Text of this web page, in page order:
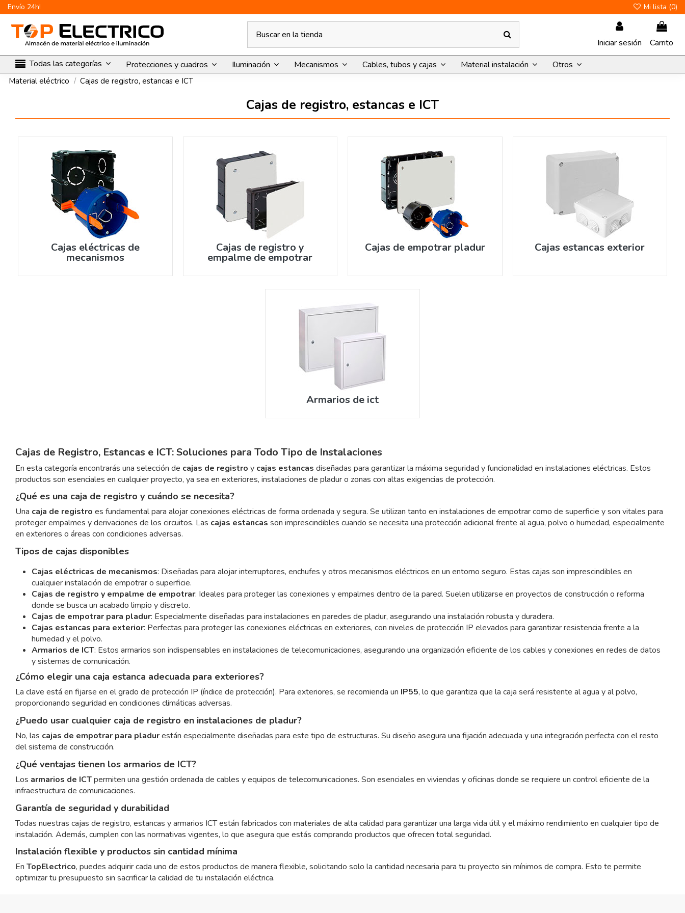
Envío 24h! Mi lista (0)
Iniciar sesión
Carrito
Todas las categorías
Protecciones y cuadros Iluminación Mecanismos Cables, tubos y cajas Material instalación Otros
Material eléctrico Cajas de registro, estancas e ICT
Cajas de registro, estancas e ICT
Cajas eléctricas de
mecanismos
Cajas de registro y
empalme de empotrar
Cajas de empotrar pladur Cajas estancas exterior
Armarios de ict
Cajas de Registro, Estancas e ICT: Soluciones para Todo Tipo de Instalaciones
En esta categoría encontrarás una selección de cajas de registro y cajas estancas diseñadas para garantizar la máxima seguridad y funcionalidad en instalaciones eléctricas. Estos
productos son esenciales en cualquier proyecto, ya sea en exteriores, instalaciones de pladur o zonas con altas exigencias de protección.
¿Qué es una caja de registro y cuándo se necesita?
Una caja de registro es fundamental para alojar conexiones eléctricas de forma ordenada y segura. Se utilizan tanto en instalaciones de empotrar como de superficie y son vitales para
proteger empalmes y derivaciones de los circuitos. Las cajas estancas son imprescindibles cuando se necesita una protección adicional frente al agua, polvo o humedad, especialmente
en exteriores o áreas con condiciones adversas.
Tipos de cajas disponibles
Cajas eléctricas de mecanismos: Diseñadas para alojar interruptores, enchufes y otros mecanismos eléctricos en un entorno seguro. Estas cajas son imprescindibles en
cualquier instalación de empotrar o superficie.
Cajas de registro y empalme de empotrar: Ideales para proteger las conexiones y empalmes dentro de la pared. Suelen utilizarse en proyectos de construcción o reforma
donde se busca un acabado limpio y discreto.
Cajas de empotrar para pladur: Especialmente diseñadas para instalaciones en paredes de pladur, asegurando una instalación robusta y duradera.
Cajas estancas para exterior: Perfectas para proteger las conexiones eléctricas en exteriores, con niveles de protección IP elevados para garantizar resistencia frente a la
humedad y el polvo.
Armarios de ICT: Estos armarios son indispensables en instalaciones de telecomunicaciones, asegurando una organización eficiente de los cables y conexiones en redes de datos
y sistemas de comunicación.
¿Cómo elegir una caja estanca adecuada para exteriores?
La clave está en fijarse en el grado de protección IP (índice de protección). Para exteriores, se recomienda un IP55, lo que garantiza que la caja será resistente al agua y al polvo,
proporcionando seguridad en condiciones climáticas adversas.
¿Puedo usar cualquier caja de registro en instalaciones de pladur?
No, las cajas de empotrar para pladurestán especialmente diseñadas para este tipo de estructuras. Su diseño asegura una fijación adecuada y una integración perfecta con el resto
del sistema de construcción.
¿Qué ventajas tienen los armarios de ICT?
Los armarios de ICTpermiten una gestión ordenada de cables y equipos de telecomunicaciones. Son esenciales en viviendas y oficinas donde se requiere un control eficiente de la
infraestructura de comunicaciones.
Garantía de seguridad y durabilidad
Todas nuestras cajas de registro, estancas y armarios ICT están fabricados con materiales de alta calidad para garantizar una larga vida útil y el máximo rendimiento en cualquier tipo de
instalación. Además, cumplen con las normativas vigentes, lo que asegura que estás comprando productos que ofrecen total seguridad.
Instalación flexible y productos sin cantidad mínima
En TopElectrico, puedes adquirir cada uno de estos productos de manera flexible, solicitando solo la cantidad necesaria para tu proyecto sin mínimos de compra. Esto te permite
optimizar tu presupuesto sin sacrificar la calidad de tu instalación eléctrica.